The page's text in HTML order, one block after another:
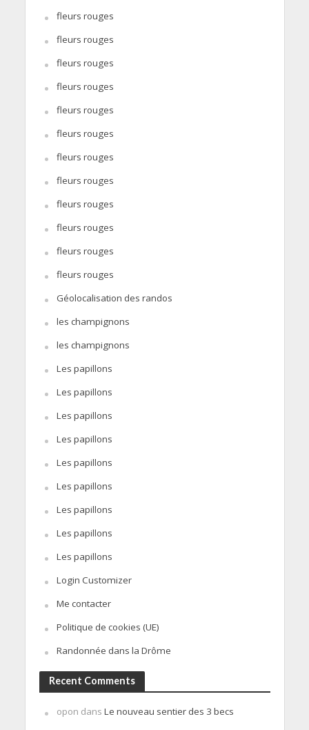
fleurs rouges
fleurs rouges
fleurs rouges
fleurs rouges
fleurs rouges
fleurs rouges
fleurs rouges
fleurs rouges
fleurs rouges
fleurs rouges
fleurs rouges
fleurs rouges
Géolocalisation des randos
les champignons
les champignons
Les papillons
Les papillons
Les papillons
Les papillons
Les papillons
Les papillons
Les papillons
Les papillons
Les papillons
Login Customizer
Me contacter
Politique de cookies (UE)
Randonnée dans la Drôme
Recent Comments
opon dans Le nouveau sentier des 3 becs